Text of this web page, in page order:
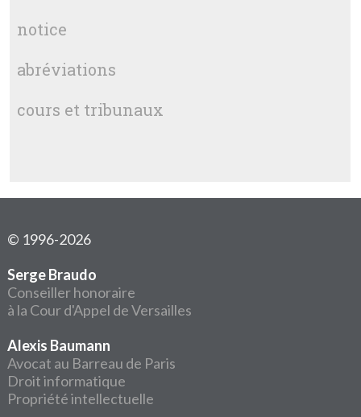
notice
abréviations
cours et tribunaux
© 1996-2026
Serge Braudo
Conseiller honoraire
à la Cour d'Appel de Versailles
Alexis Baumann
Avocat au Barreau de Paris
Droit informatique
Propriété intellectuelle